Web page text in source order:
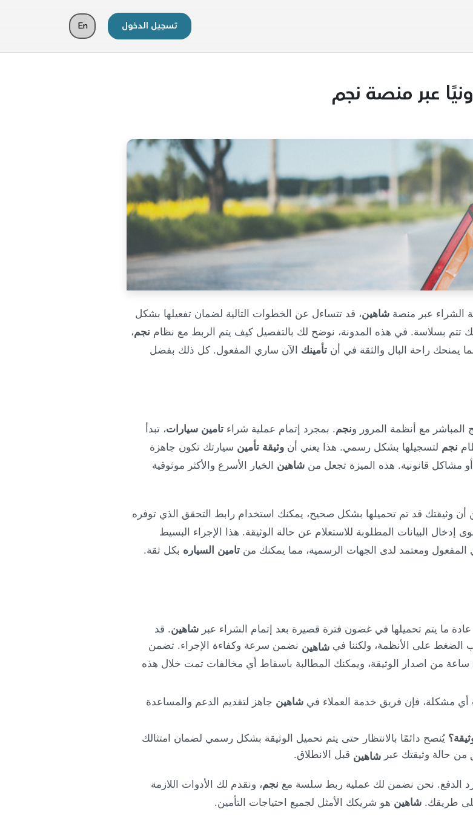
تسجيل الدخول En
عبر منصة نجم
الشراء عبر منصة شاهين، قد تتساءل عن الخطوات التالية لضمان تفعيلها بشكل
تتم بسلاسة. في هذه المدونة، نوضح لك بالتفصيل كيف يتم الربط مع نظام نجم،
يمنحك راحة البال والثقة في أن تأمينك الآن ساري المفعول. كل ذلك بفضل
المباشر مع أنظمة المرور ونجم. بمجرد إتمام عملية شراء تامين سيارات، تبدأ
نجم لتسجيلها بشكل رسمي. هذا يعني أن وثيقة تأمين سيارتك تكون جاهزة
مشاكل قانونية. هذه الميزة تجعل من شاهين الخيار الأسرع والأكثر موثوقية
أن وثيقتك قد تم تحميلها بشكل صحيح، يمكنك استخدام رابط التحقق الذي توفره
إدخال البيانات المطلوبة للاستعلام عن حالة الوثيقة. هذا الإجراء البسيط
ومعتمد لدى الجهات الرسمية، مما يمكنك من تامين السياره بكل ثقة.
عادة ما يتم تحميلها في غضون فترة قصيرة بعد إتمام الشراء عبر شاهين. قد
الضغط على الأنظمة، ولكننا في شاهين نضمن سرعة وكفاءة الإجراء. تضمن
سياسة نجم للربط تحقق الربط خلال 24 ساعة من اصدار الوثيقة، ويمكنك المطالبة باسقاط أي مخالفات تمت خلال هذه
أي مشكلة، فإن فريق خدمة العملاء في شاهين جاهز لتقديم الدعم والمساعدة
يُنصح دائمًا بالانتظار حتى يتم تحميل الوثيقة بشكل رسمي لضمان امتثالك
من حالة وثيقتك عبر شاهين قبل الانطلاق.
الدفع. نحن نضمن لك عملية ربط سلسة مع نجم، ونقدم لك الأدوات اللازمة
طريقك. شاهين هو شريكك الأمثل لجميع احتياجات التأمين.